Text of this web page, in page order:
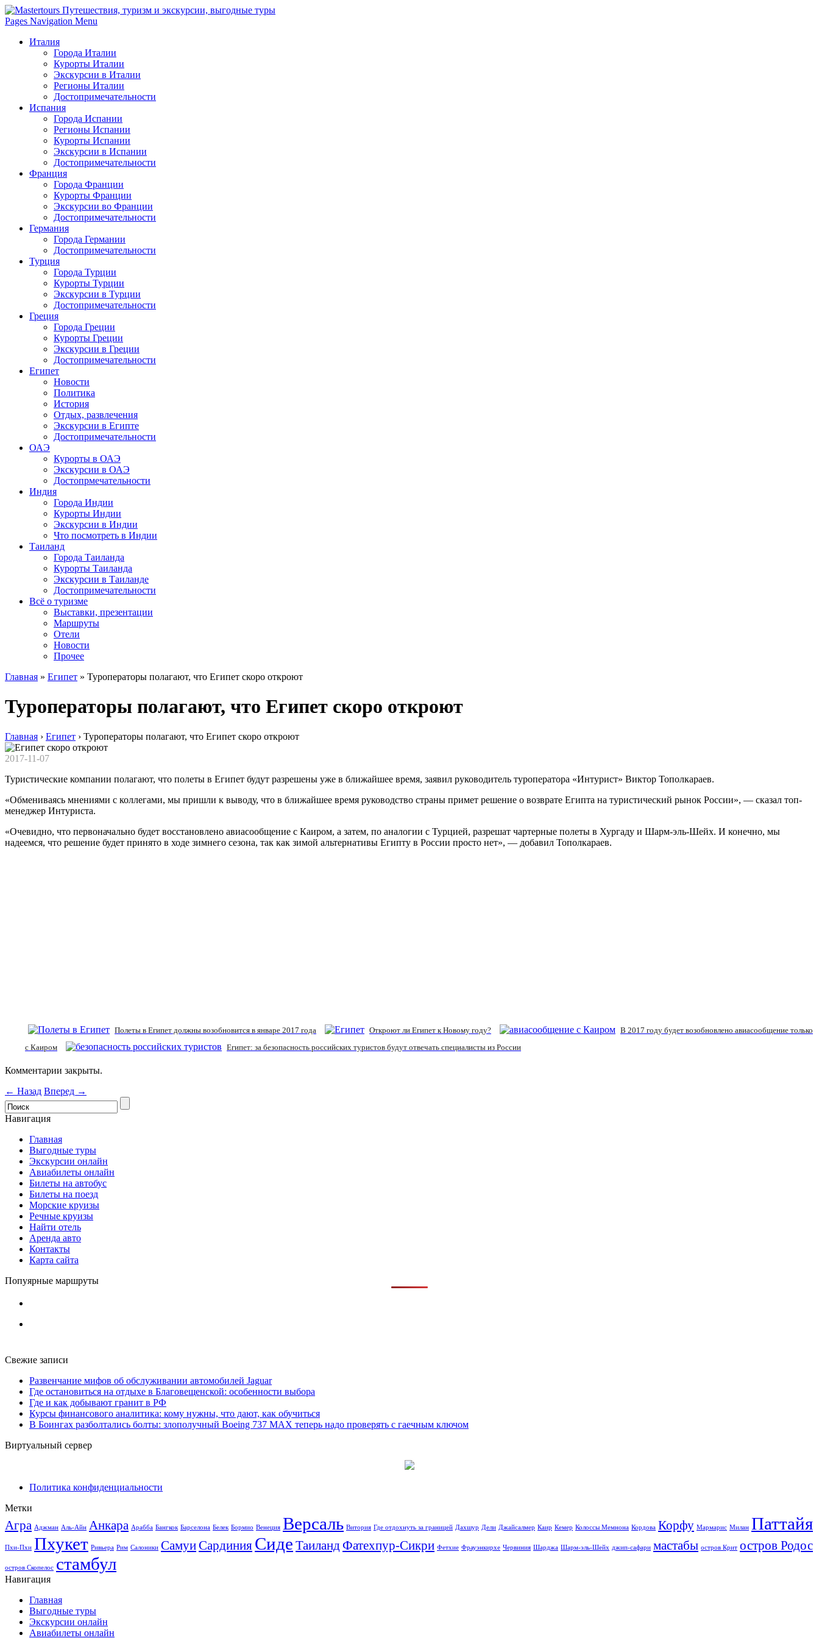
Pages Navigation Menu
Италия
Города Италии
Курорты Италии
Экскурсии в Италии
Регионы Италии
Достопримечательности
Испания
Города Испании
Регионы Испании
Курорты Испании
Экскурсии в Испании
Достопримечательности
Франция
Города Франции
Курорты Франции
Экскурсии во Франции
Достопримечательности
Германия
Города Германии
Достопримечательности
Турция
Города Турции
Курорты Турции
Экскурсии в Турции
Достопримечательности
Греция
Города Греции
Курорты Греции
Экскурсии в Греции
Достопримечательности
Египет
Новости
Политика
История
Отдых, развлечения
Экскурсии в Египте
Достопримечательности
ОАЭ
Курорты в ОАЭ
Экскурсии в ОАЭ
Достопрмечательности
Индия
Города Индии
Курорты Индии
Экскурсии в Индии
Что посмотреть в Индии
Таиланд
Города Таиланда
Курорты Таиланда
Экскурсии в Таиланде
Достопримечательности
Всё о туризме
Выставки, презентации
Маршруты
Отели
Новости
Прочее
Главная » Египет » Туроператоры полагают, что Египет скоро откроют
Туроператоры полагают, что Египет скоро откроют
Главная › Египет › Туроператоры полагают, что Египет скоро откроют
2017-11-07
Туристические компании полагают, что полеты в Египет будут разрешены уже в ближайшее время, заявил руководитель туроператора «Интурист» Виктор Тополкараев.
«Обмениваясь мнениями с коллегами, мы пришли к выводу, что в ближайшее время руководство страны примет решение о возврате Египта на туристический рынок России», — сказал топ-
менеджер Интуриста.
«Очевидно, что первоначально будет восстановлено авиасообщение с Каиром, а затем, по аналогии с Турцией, разрешат чартерные полеты в Хургаду и Шарм-эль-Шейх. И конечно, мы
надеемся, что решение будет принято в ходе зимнего сезона, так как зимой альтернативы Египту в России просто нет», — добавил Тополкараев.
Полеты в Египет должны возобновится в январе 2017 года Откроют ли Египет к Новому году?
В 2017 году будет возобновлено авиасообщение только
с Каиром
Египет: за безопасность российских туристов будут отвечать специалисты из России
Комментарии закрыты.
← Назад Вперед →
Навигация
Главная
Выгодные туры
Экскурсии онлайн
Авиабилеты онлайн
Билеты на автобус
Билеты на поезд
Морские круизы
Речные круизы
Найти отель
Аренда авто
Контакты
Карта сайта
Попуярные маршруты
Свежие записи
Развенчание мифов об обслуживании автомобилей Jaguar
Где остановиться на отдыхе в Благовещенской: особенности выбора
Где и как добывают гранит в РФ
Курсы финансового аналитика: кому нужны, что дают, как обучиться
В Боингах разболтались болты: злополучный Boeing 737 MAX теперь надо проверять с гаечным ключом
Виртуальный сервер
Политика конфиденциальности
Метки
Агра Аджман Аль-Айн Анкара Арабба Бангкок Барселона Белек Бормио Венеция Версаль Витория Где отдохнуть за границей Дахшур Дели Джайсалмер Каир Кемер Колоссы Мемнона Кордова Корфу Мармарис Милан Паттайя
Пхи-Пхи Пхукет Ривьера Рим Салоники СамуиСардиния Сиде ТаиландФатехпур-Сикри Фетхие Фрауэнкирхе Червиния Шарджа Шарм-эль-Шейх джип-сафари мастабы остров Крит остров Родос
остров Скопелос стамбул
Навигация
Главная
Выгодные туры
Экскурсии онлайн
Авиабилеты онлайн